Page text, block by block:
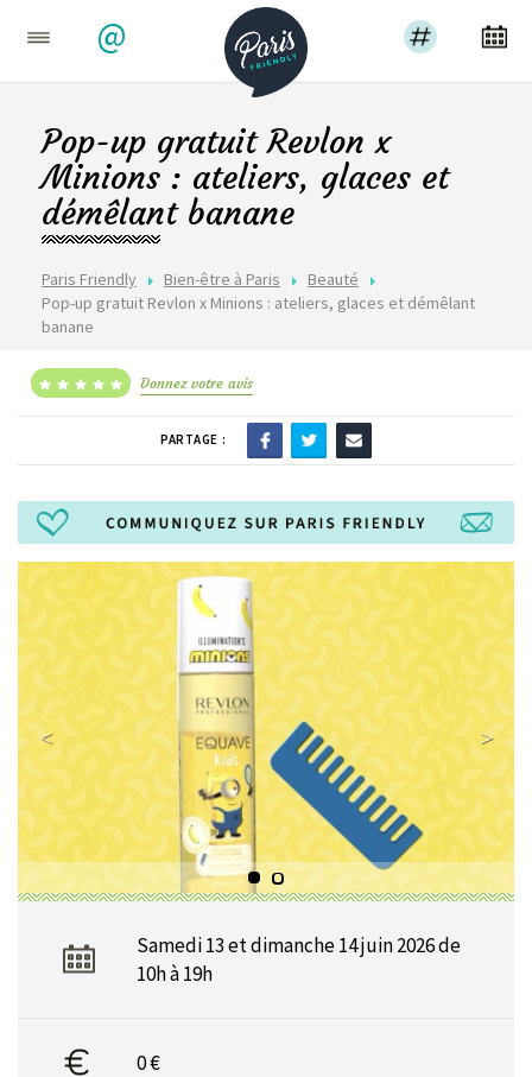
@
Paris Friendly Bien-être à Paris
Beauté
Pop-up gratuit Revlon x Minions : ateliers, glaces et démêlant
banane
Pop-up gratuit Revlon x
Minions : ateliers, glaces et
démêlant banane
Donnez votre avis
PARTAGE :
Samedi 13 et dimanche 14 juin 2026 de
10h à 19h
0 €